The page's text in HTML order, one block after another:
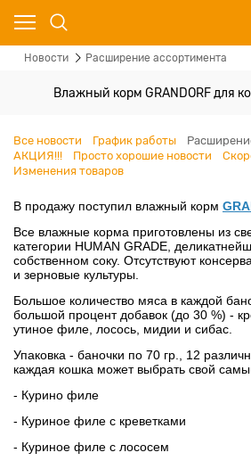
Новости Расширение ассортимента
Влажный корм GRANDORF для
Все новости График работы
АКЦИЯ!!!
Просто хорошие новости
Изменения товаров
В продажу поступил влажный корм
Все влажные корма приготовлены из
категории HUMAN GRADE,
собственном соку. Отсутствуют
и зерновые культуры.
Большое количество мяса в каждой
большой процент добавок (до 30 %) -
утиное филе, лосось, мидии и сибас.
Упаковка - баночки по 70 гр., 12
каждая кошка может выбрать свой
- Курино филе
- Куриное филе с креветками
- Куриное филе с лососем